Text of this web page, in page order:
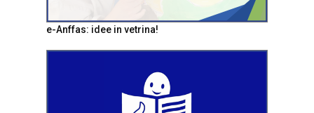
e-Anffas: idee in vetrina!